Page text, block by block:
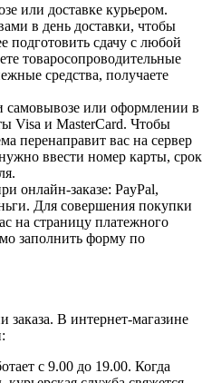
или доставке курьером.
в день доставки, чтобы
подготовить сдачу с любой
товаросопроводительные
средства, получаете
самовывозе или оформлении в
Visa и MasterCard. Чтобы
перенаправит вас на сервер
ввести номер карты, срок
онлайн-заказе: PayPal,
Для совершения покупки
на страницу платежного
заполнить форму по
заказа. В интернет-магазине
с 9.00 до 19.00. Когда